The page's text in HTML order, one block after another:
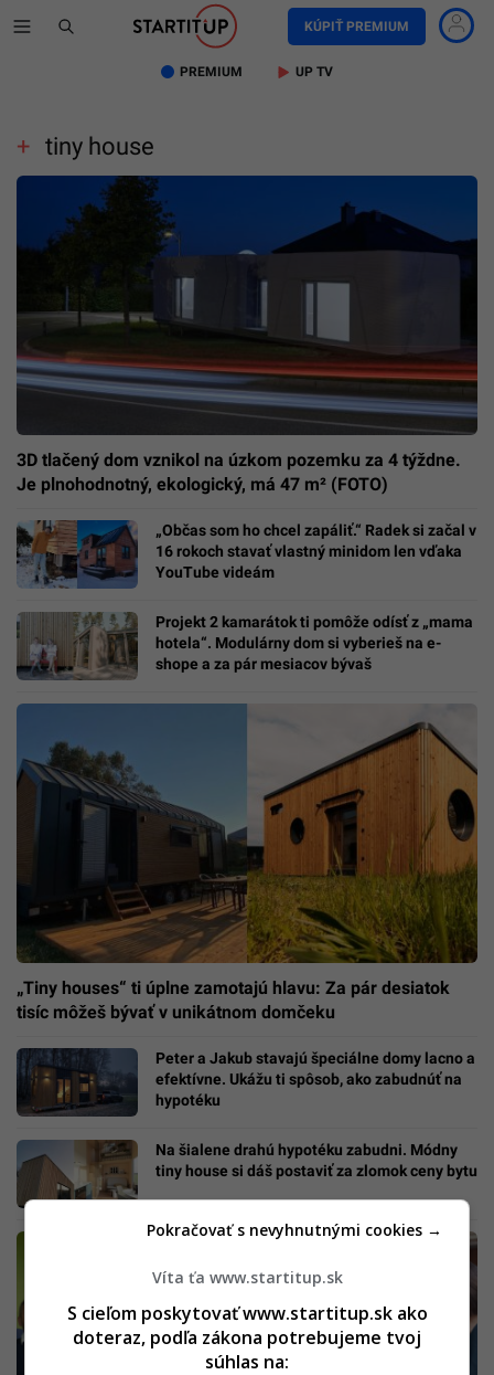
KÚPIŤ PREMIUM
PREMIUM UP TV
tiny house
3D tlačený dom vznikol na úzkom pozemku za 4 týždne.
Je plnohodnotný, ekologický, má 47 m² (FOTO)
„Občas som ho chcel zapáliť.“ Radek si začal v
16 rokoch stavať vlastný minidom len vďaka
YouTube videám
Projekt 2 kamarátok ti pomôže odísť z „mama
hotela“. Modulárny dom si vyberieš na e-
shope a za pár mesiacov bývaš
„Tiny houses“ ti úplne zamotajú hlavu: Za pár desiatok
tisíc môžeš bývať v unikátnom domčeku
Peter a Jakub stavajú špeciálne domy lacno a
efektívne. Ukážu ti spôsob, ako zabudnúť na
hypotéku
Na šialene drahú hypotéku zabudni. Módny
tiny house si dáš postaviť za zlomok ceny bytu
Víta ťa www.startitup.sk
S cieľom poskytovať www.startitup.sk ako
doteraz, podľa zákona potrebujeme tvoj
súhlas na:
Pokračovať s nevyhnutnými cookies →